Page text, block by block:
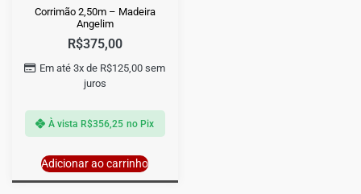
Corrimão 2,50m – Madeira
Angelim
R$375,00
Em até 3x de R$125,00 sem
juros
À vista R$356,25 no Pix
Adicionar ao carrinho